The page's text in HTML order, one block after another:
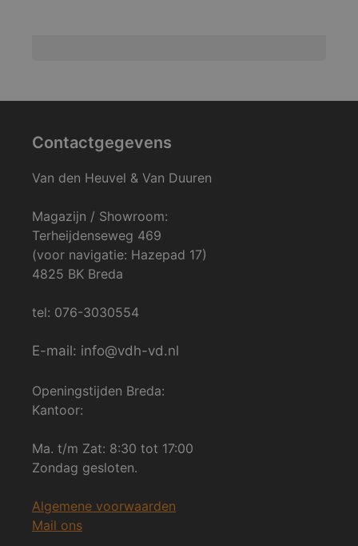
Contactgegevens
Van den Heuvel & Van Duuren
Magazijn / Showroom:
Terheijdenseweg 469
(voor navigatie: Hazepad 17)
4825 BK Breda
tel: 076-3030554
E-mail: info@vdh-vd.nl
Openingstijden Breda:
Kantoor:
Ma. t/m Zat: 8:30 tot 17:00
Zondag gesloten.
Algemene voorwaarden
Mail ons